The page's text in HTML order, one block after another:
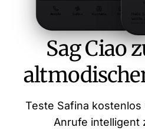
Sag Ciao
Teste Safina
Anrufe intelligent